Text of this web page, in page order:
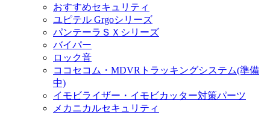
おすすめセキュリティ
ユピテル Grgoシリーズ
パンテーラＳＸシリーズ
バイパー
ロック音
ココセコム・MDVRトラッキングシステム(準備
中)
イモビライザー・イモビカッター対策パーツ
メカニカルセキュリティ